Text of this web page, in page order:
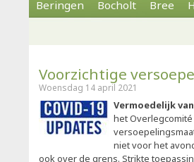
Beringen Bocholt Bree
Voorzichtige
Woensdag 14 april 2021
Vermoedelijk
het
niet voor het
ook over de grens. Strikte